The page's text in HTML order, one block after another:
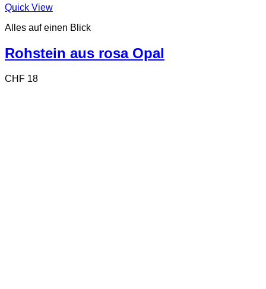
Quick View
Alles auf einen Blick
Rohstein aus rosa Opal
CHF 18